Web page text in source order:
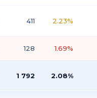
411 2.23%
128 1.69%
1 792 2.08%